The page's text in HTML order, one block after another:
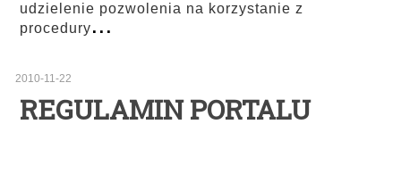
udzielenie pozwolenia na korzystanie z
procedury...
2010-11-22
REGULAMIN PORTALU